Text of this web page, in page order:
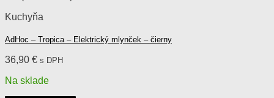
Kuchyňa
AdHoc – Tropica – Elektrický mlynček – čierny
36,90 € s DPH
Na sklade